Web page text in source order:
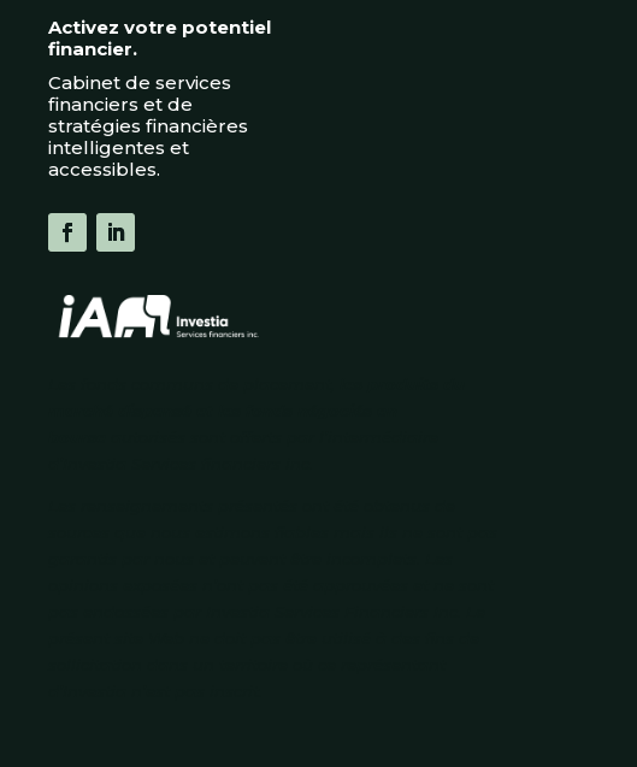
Activez votre potentiel
financier.
Cabinet de services
financiers et de
stratégies financières
intelligentes et
accessibles.